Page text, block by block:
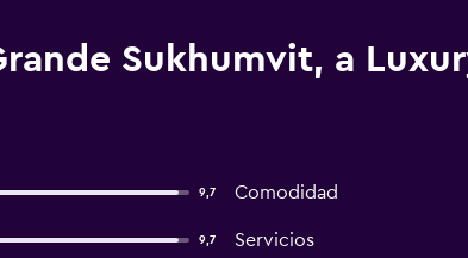
Sukhumvit, a
9,7 Comodidad
9,7 Servicios